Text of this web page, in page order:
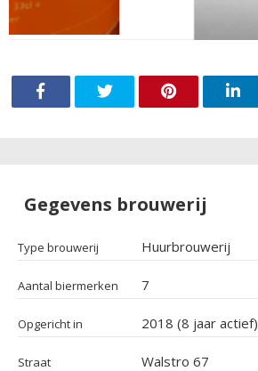
Gegevens brouwerij
Type brouwerij Huurbrouwerij
Aantal biermerken 7
Opgericht in 2018 (8 jaar actief)
Straat Walstro 67